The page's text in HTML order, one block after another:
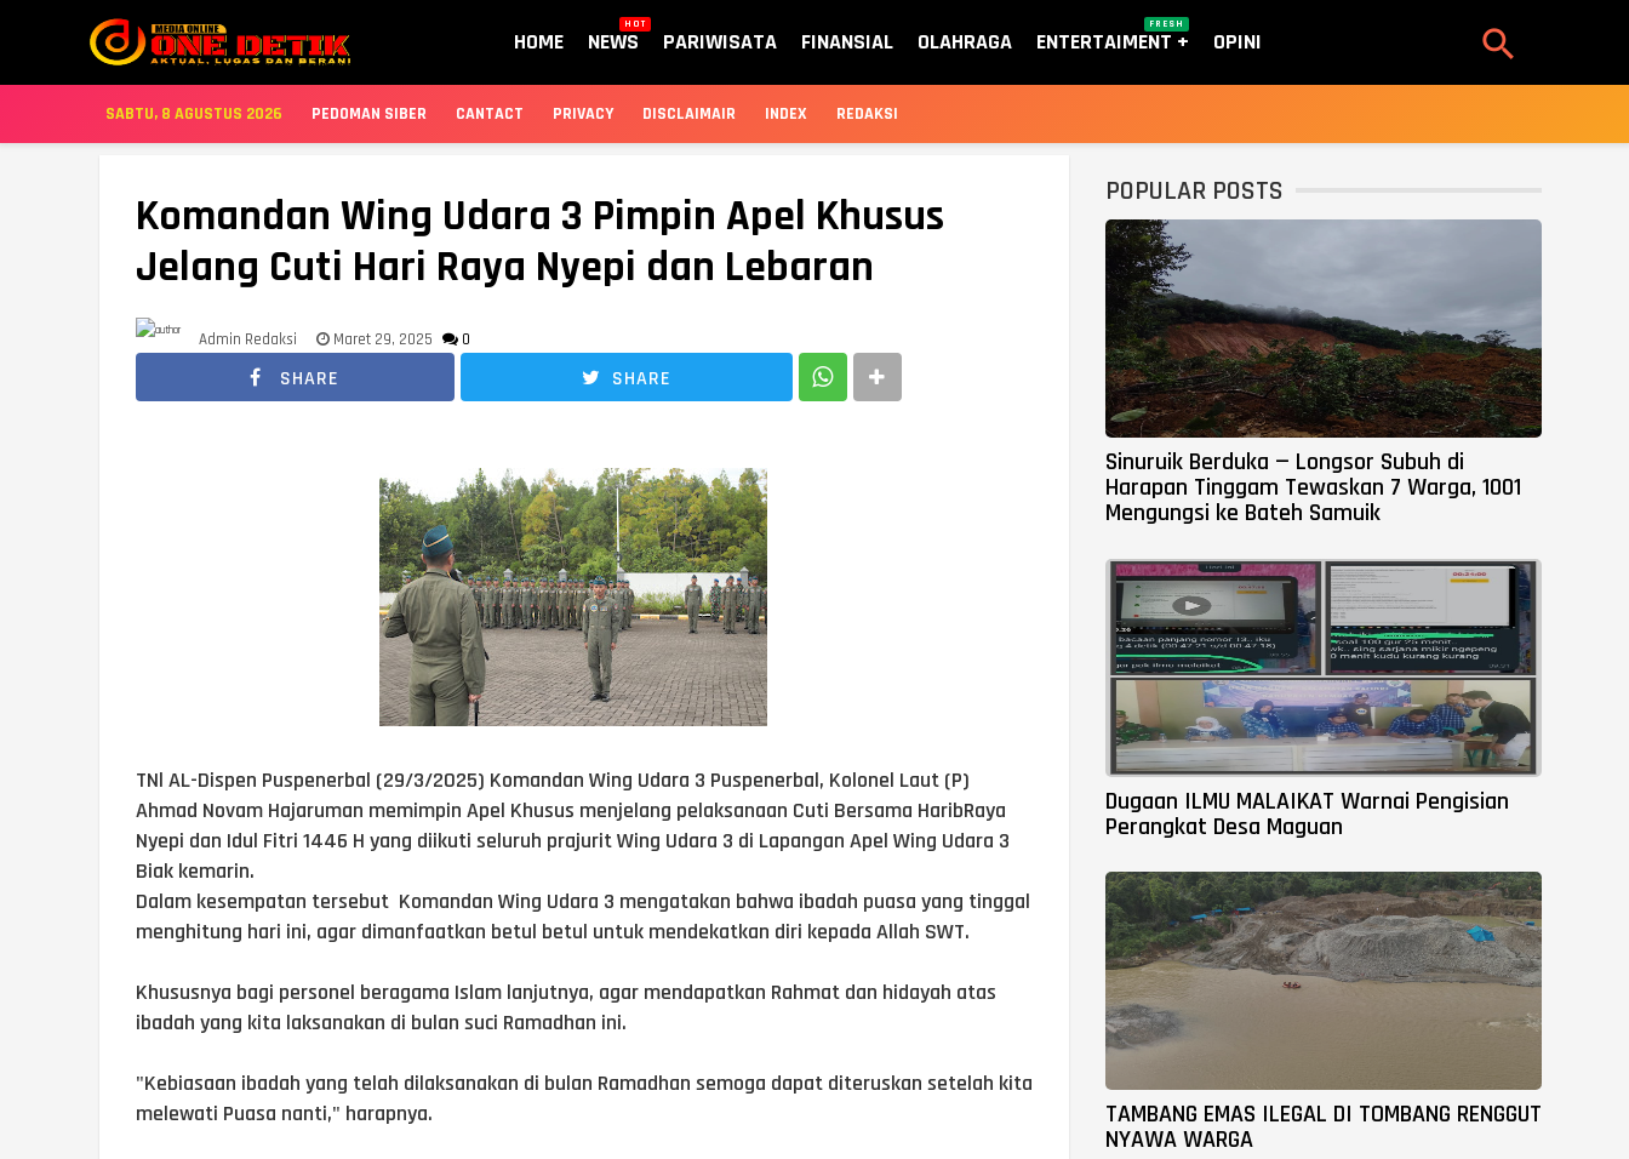
HOME NEWS
HOT
PARIWISATA FINANSIAL OLAHRAGA ENTERTAIMENT
FRESH
OPINI 
SABTU, 8 AGUSTUS 2026 PEDOMAN SIBER CANTACT PRIVACY DISCLAIMAIR INDEX REDAKSI
Komandan Wing Udara 3 Pimpin Apel Khusus
Jelang Cuti Hari Raya Nyepi dan Lebaran
Admin Redaksi Maret 29, 2025 0
SHARE SHARE
TNl AL-Dispen Puspenerbal (29/3/2025) Komandan Wing Udara 3 Puspenerbal, Kolonel Laut (P)
Ahmad Novam Hajaruman memimpin Apel Khusus menjelang pelaksanaan Cuti Bersama HaribRaya
Nyepi dan Idul Fitri 1446 H yang diikuti seluruh prajurit Wing Udara 3 di Lapangan Apel Wing Udara 3
Biak kemarin.
Dalam kesempatan tersebut Komandan Wing Udara 3 mengatakan bahwa ibadah puasa yang tinggal
menghitung hari ini, agar dimanfaatkan betul betul untuk mendekatkan diri kepada Allah SWT.
Khususnya bagi personel beragama Islam lanjutnya, agar mendapatkan Rahmat dan hidayah atas
ibadah yang kita laksanakan di bulan suci Ramadhan ini.
"Kebiasaan ibadah yang telah dilaksanakan di bulan Ramadhan semoga dapat diteruskan setelah kita
melewati Puasa nanti," harapnya.
POPULAR POSTS
Sinuruik Berduka — Longsor Subuh di
Harapan Tinggam Tewaskan 7 Warga, 1001
Mengungsi ke Bateh Samuik
Dugaan ILMU MALAIKAT Warnai Pengisian
Perangkat Desa Maguan
TAMBANG EMAS ILEGAL DI TOMBANG RENGGUT
NYAWA WARGA